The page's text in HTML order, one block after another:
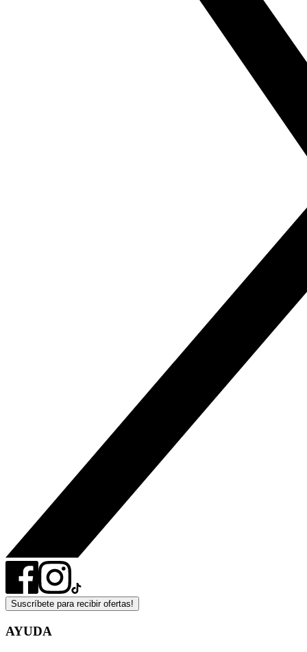
Suscríbete para recibir ofertas!
AYUDA